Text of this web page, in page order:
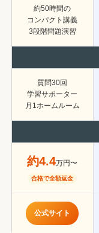
約50時間の
コンパクト講義
3段階問題演習
質問30回
学習サポーター
月1ホームルーム
約4.4万円〜
合格で全額返金
公式サイト